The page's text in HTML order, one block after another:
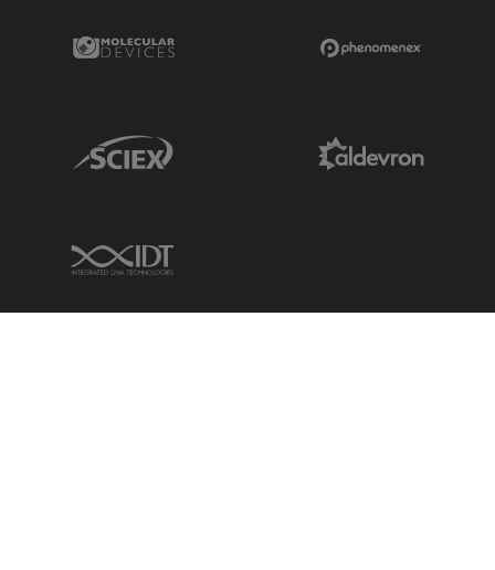
Molecular Devices Link
Sciex Link
IDT Link